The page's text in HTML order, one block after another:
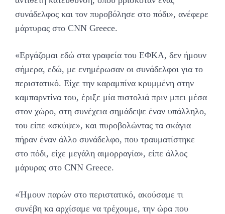
συνάδελφος και τον πυροβόλησε στο πόδι», ανέφερε
μάρτυρας στο CNN Greece.
«Εργάζομαι εδώ στα γραφεία του ΕΦΚΑ, δεν ήμουν
σήμερα, εδώ, με ενημέρωσαν οι συνάδελφοι για το
περιστατικό. Είχε την καραμπίνα κρυμμένη στην
καμπαρντίνα του, έριξε μία πιστολιά πριν μπει μέσα
στον χώρο, στη συνέχεια σημάδεψε έναν υπάλληλο,
του είπε «σκύψε», και πυροβολώντας τα σκάγια
πήραν έναν άλλο συνάδελφο, που τραυματίστηκε
στο πόδι, είχε μεγάλη αιμορραγία», είπε άλλος
μάρυρας στο CNN Greece.
«Ήμουν παρών στο περιστατικό, ακούσαμε τι
συνέβη κα αρχίσαμε να τρέχουμε, την ώρα που